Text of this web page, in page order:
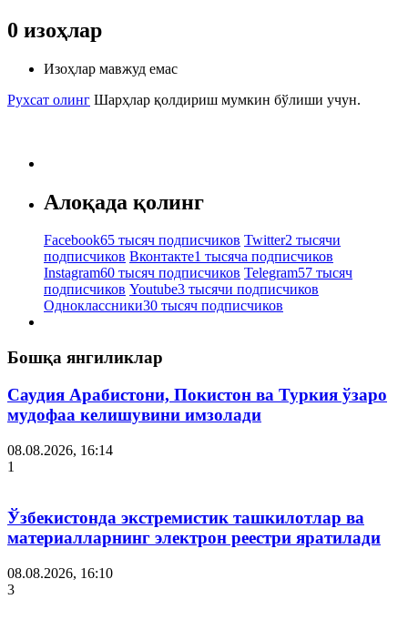
0 изоҳлар
Изоҳлар мавжуд емас
Рухсат олинг Шарҳлар қолдириш мумкин бўлиши учун.
Алоқада қолинг
Facebook65 тысяч подписчиков Twitter2 тысячи
подписчиков Вконтакте1 тысяча подписчиков
Instagram60 тысяч подписчиков Telegram57 тысяч
подписчиков Youtube3 тысячи подписчиков
Одноклассники30 тысяч подписчиков
Бошқа янгиликлар
Саудия Арабистони, Покистон ва Туркия ўзаро
мудофаа келишувини имзолади
08.08.2026, 16:14
1
Ўзбекистонда экстремистик ташкилотлар ва
материалларнинг электрон реестри яратилади
08.08.2026, 16:10
3